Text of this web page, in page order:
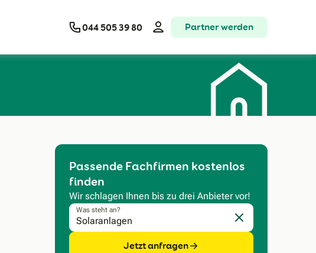
044 505 39 80 Partner werden
Passende Fachfirmen kostenlos
finden
Wir schlagen Ihnen bis zu drei Anbieter vor!
Was steht an?
Eingabe löschen
Jetzt anfragen